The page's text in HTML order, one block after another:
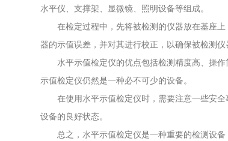
水平仪、支撑架、显微镜、照明设备等组成。
在检定过程中，先将被检测的仪器放在基座上
器的示值误差，并对其进行校正，以确保被检测仪
水平示值检定仪的优点包括检测精度高、操作
示值检定仪仍然是一种必不可少的设备。
在使用水平示值检定仪时，需要注意一些安全
设备的良好状态。
总之，水平示值检定仪是一种重要的检测设备